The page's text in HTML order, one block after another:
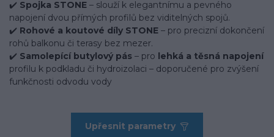
✔️ Spojka STONE – slouží k elegantnímu a pevného
napojení dvou přímých profilů bez viditelných spojů.
✔️ Rohové a koutové díly STONE – pro precizní dokončení
rohů balkonu či terasy bez mezer.
✔️ Samolepící butylový pás – pro lehká a těsná napojení
profilu k podkladu či hydroizolaci – doporučené pro zvýšení
funkčnosti odvodu vody
Upřesnit parametry